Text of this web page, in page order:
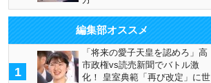
編集部オススメ
1
「将来の愛子天皇を認めろ」高
市政権vs読売新聞でバトル激
化！ 皇室典範「再び改定」に世